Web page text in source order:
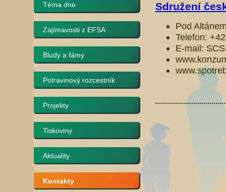
Téma dne
Zajímavosti z EFSA
Bludy a fámy
Potravinový rozcestník
Projekty
Tiskoviny
Aktuality
Kontakty
Sdružení
Pod
Telefon:
E-mail: